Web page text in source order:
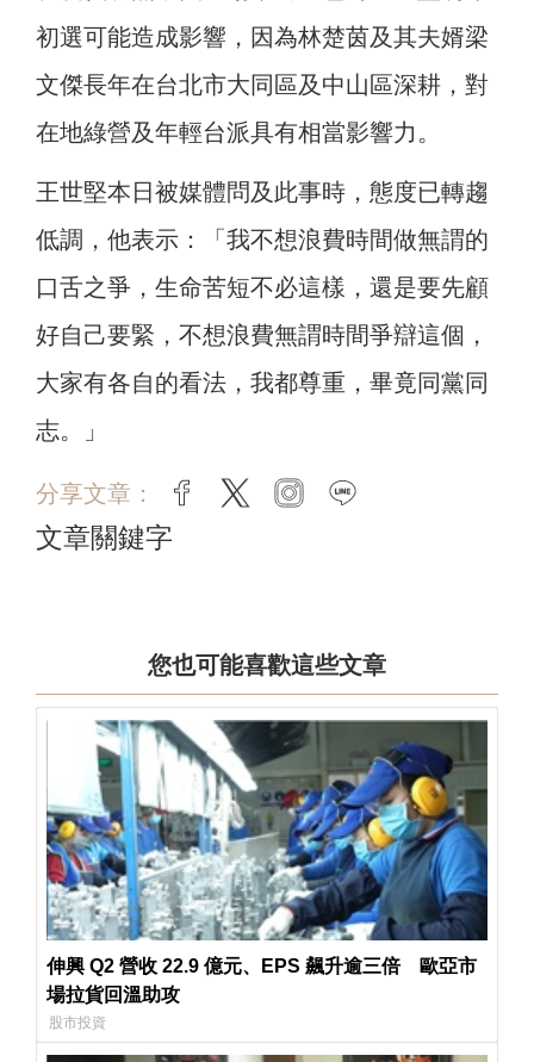
初選可能造成影響，因為林楚茵及其夫婿梁
文傑長年在台北市大同區及中山區深耕，對
在地綠營及年輕台派具有相當影響力。
王世堅本日被媒體問及此事時，態度已轉趨
低調，他表示：「我不想浪費時間做無謂的
口舌之爭，生命苦短不必這樣，還是要先顧
好自己要緊，不想浪費無謂時間爭辯這個，
大家有各自的看法，我都尊重，畢竟同黨同
志。」
分享文章： facebook
twitter instagram
文章關鍵字
您也可能喜歡這些文章
伸興 Q2 營收 22.9 億元、EPS 飆升逾三倍 歐亞市
場拉貨回溫助攻
股市投資